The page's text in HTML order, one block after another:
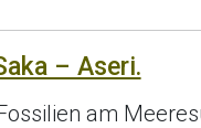
– Aseri.
am